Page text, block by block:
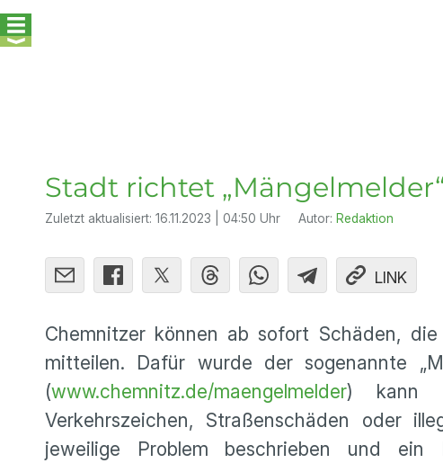
Stadt richtet
Zuletzt aktualisiert: 16.11.2023 | 04:50 Uhr Autor: Redaktion
LINK
Chemnitzer können ab sofort Schäden,
mitteilen. Dafür wurde der sogenannte
(www.chemnitz.de/maengelmelder) kann
Verkehrszeichen, Straßenschäden oder
jeweilige Problem beschrieben und ein